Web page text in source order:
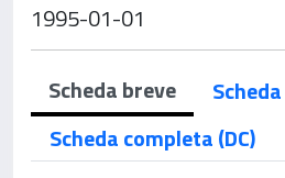
1995-01-01
Scheda breve
Scheda completa (DC)